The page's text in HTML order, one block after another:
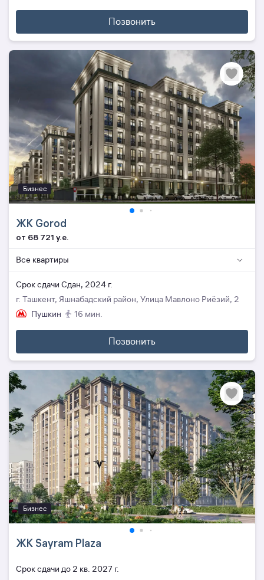
Позвонить
Бизнес
ЖК Gorod
от 68 721 y.e.
Все квартиры
Cрок сдачи Сдан, 2024 г.
г. Ташкент, Яшнабадский район, Улица Мавлоно Риёзий, 2
Пушкин
16 мин.
Позвонить
Бизнес
ЖК Sayram Plaza
Cрок сдачи до 2 кв. 2027 г.